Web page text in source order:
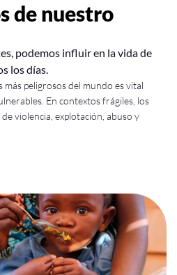
de nuestro
podemos influir en la vida de
los días.
peligrosos del mundo es vital
En contextos frágiles, los
violencia, explotación, abuso y